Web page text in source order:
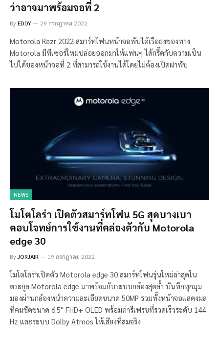
ว่าอาจมาพร้อมจอที่ 2
ByEDDY 29 กรกฎาคม 2022
Motorola Razr 2022 สมาร์ทโฟนหน้าจอพับได้เรือธงของทาง
Motorola มีทีเซอร์ใหม่ปล่อยออกมาให้แฟนๆ ได้กรี๊ดกับความเป็น
ไปได้ของหน้าจอที่ 2 ที่สามารถใช้งานได้โดยไม่ต้องเปิดฝาพับ
NEWS
โมโตโลร่า เปิดตัวสมาร์ทโฟน 5G สุดบางเบา
ตอบโจทย์การใช้งานที่คล่องตัวกับ Motorola
edge 30
ByJORJAIR 19 กรกฎาคม 2022
โมโตโลร่าเปิดตัว Motorola edge 30 สมาร์ทโฟนรุ่นใหม่ล่าสุดใน
ตระกูล Motorola edge มาพร้อมกับระบบกล้องสุดล้ำ บันทึกทุกมุม
มองผ่านกล้องหน้าความละเอียดขนาด 50MP รวมทั้งหน้าจอแสดงผล
ที่คมชัดขนาด 6.5″ FHD+ OLED พร้อมค่ารีเฟรชที่รวดเร็วระดับ 144
Hz และระบบ Dolby Atmos ให้เสียงที่สมจริง